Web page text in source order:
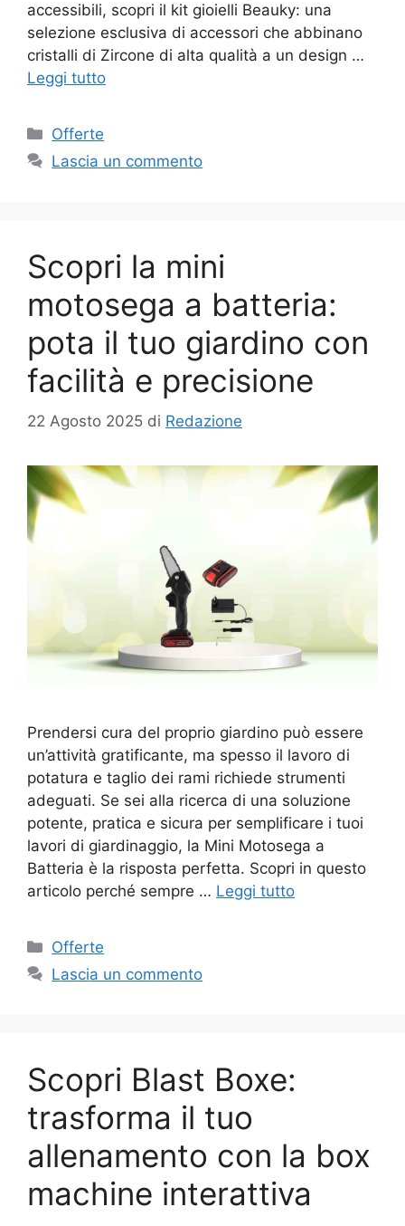
accessibili, scopri il kit gioielli Beauky: una
selezione esclusiva di accessori che abbinano
cristalli di Zircone di alta qualità a un design …
Leggi tutto
Categorie
Offerte
Lascia un commento
Scopri la mini
motosega a batteria:
pota il tuo giardino con
facilità e precisione
22 Agosto 2025 di Redazione
Prendersi cura del proprio giardino può essere
un’attività gratificante, ma spesso il lavoro di
potatura e taglio dei rami richiede strumenti
adeguati. Se sei alla ricerca di una soluzione
potente, pratica e sicura per semplificare i tuoi
lavori di giardinaggio, la Mini Motosega a
Batteria è la risposta perfetta. Scopri in questo
articolo perché sempre … Leggi tutto
Categorie
Offerte
Lascia un commento
Scopri Blast Boxe:
trasforma il tuo
allenamento con la box
machine interattiva